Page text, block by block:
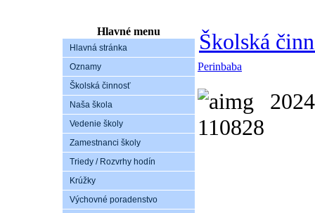
Hlavné menu
Hlavná stránka
Oznamy
Školská činnosť
Naša škola
Vedenie školy
Zamestnanci školy
Triedy / Rozvrhy hodín
Krúžky
Výchovné poradenstvo
Školská
Perinbaba